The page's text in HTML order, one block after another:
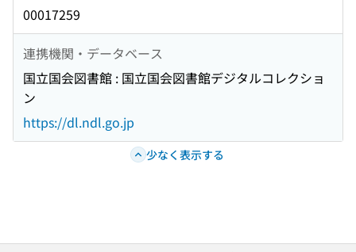
00017259
連携機関・データベース
国立国会図書館 : 国立国会図書館デジタルコレクショ
ン
https://dl.ndl.go.jp
少なく表示する